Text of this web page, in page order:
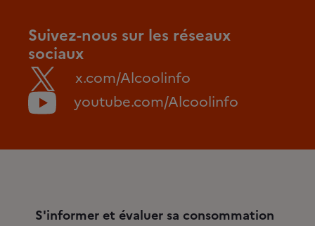
Suivez-nous sur les réseaux
sociaux
x.com/Alcoolinfo
youtube.com/Alcoolinfo
S'informer et évaluer sa consommation